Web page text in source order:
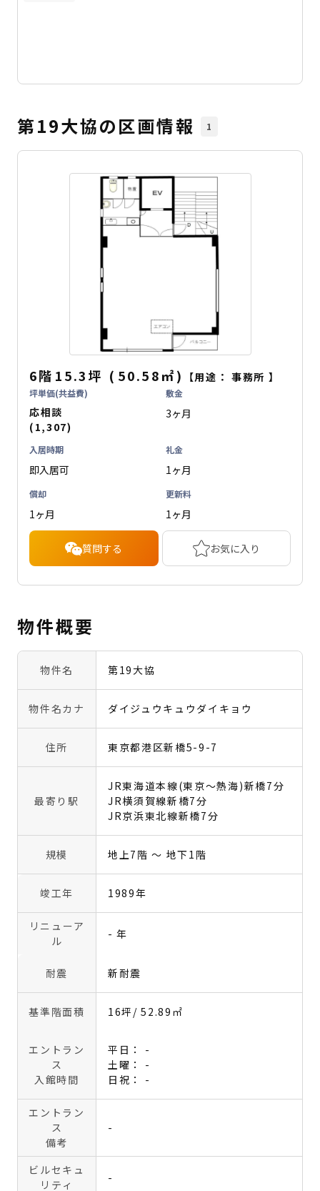
第19大協の区画情報 1
6階 15.3坪 ( 50.58㎡) 【用途：事務所 】
坪単価(共益費)
応相談
(1,307)
敷金
3ヶ月
入居時期
即入居可
礼金
1ヶ月
償却
1ヶ月
更新料
1ヶ月
質問する お気に入り
物件概要
物件名 第19大協
物件名カナ ダイジュウキュウダイキョウ
住所 東京都港区新橋5-9-7
最寄り駅
JR東海道本線(東京～熱海)新橋7分
JR横須賀線新橋7分
JR京浜東北線新橋7分
規模 地上7階 〜 地下1階
竣工年 1989年
リニューア
ル
- 年
耐震 新耐震
基準階面積 16坪 / 52.89㎡
エントラン
ス
入館時間
平日： -
土曜： -
日祝： -
エントラン
ス
備考
-
ビルセキュ
リティ
-